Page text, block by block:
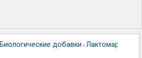
Биологические добавки › Лактомарин